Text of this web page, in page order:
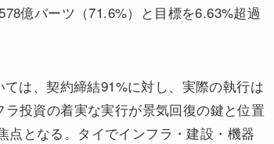
億バーツ（71.6%）と目標を6.63%超過
は、契約締結91%に対し、実際の執行は
投資の着実な実行が景気回復の鍵と位置
となる。タイでインフラ・建設・機器